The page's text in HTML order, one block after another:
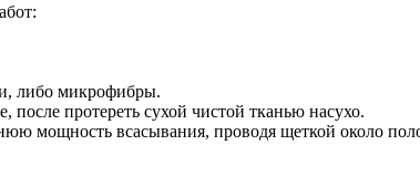
либо микрофибры.
после протереть сухой чистой тканью насухо.
мощность всасывания, проводя щеткой около